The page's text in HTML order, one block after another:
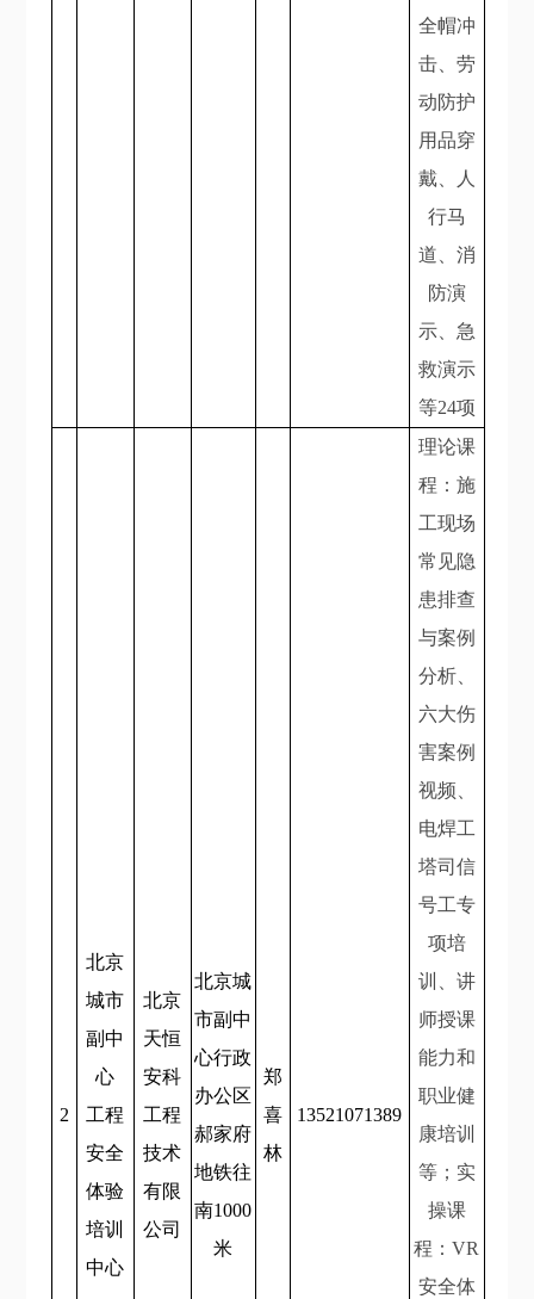
全帽冲
击、劳
动防护
用品穿
戴、人
行马
道、消
防演
示、急
救演示
等24项
2
北京
城市
副中
心
工程
安全
体验
培训
中心
北京
天恒
安科
工程
技术
有限
公司
北京城
市副中
心行政
办公区
郝家府
地铁往
南1000
米
郑
喜
林
13521071389
理论课
程：施
工现场
常见隐
患排查
与案例
分析、
六大伤
害案例
视频、
电焊工
塔司信
号工专
项培
训、讲
师授课
能力和
职业健
康培训
等；实
操课
程：VR
安全体